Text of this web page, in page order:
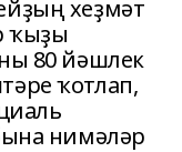
хеҙмәт
ҡыҙы
80 йәшлек
ҡотлап,
нимәләр